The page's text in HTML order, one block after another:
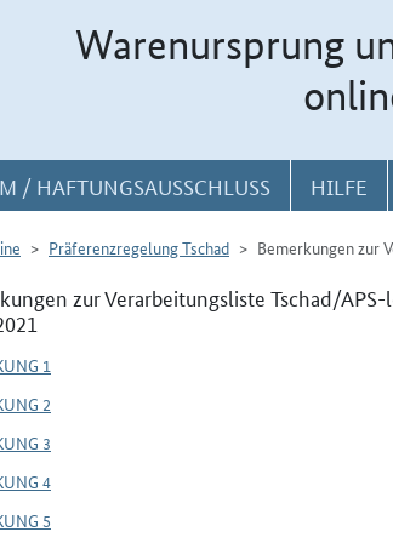
Warenursprung
/ HAFTUNGSAUSSCHLUSS HILFE
Präferenzregelung Tschad Bemerkungen zur
zur Verarbeitungsliste Tschad/
1
2
3
4
5